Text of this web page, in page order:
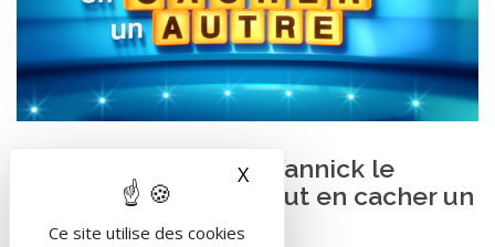
Ce site utilise des cookies
X Masquer le bandeau des
Auteurs de jeux TV - Yannick le
Nagard - « Un mot peut en cacher un
autre »